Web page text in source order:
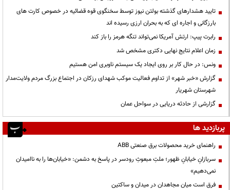
تایید هشدارهای گذشته بولتن نیوز توسط سخنگوی قوه قضائیه در خصوص کارت های
بارزگانی و اجاره ای که به بحران ارزی رسیده اند
رابرت پیپ: ارتش آمریکا نمی‌تواند تنگه هرمز را باز کند
زمان اعلام نتایج نهایی دکتری مشخص شد
ونس: در حال کار بر روی ایجاد یک سیستم ناوبری امن هستیم
گزارش «خبر شهر» از تداوم فعالیت موکب شهدای رزکان در اجتماع بزرگ مردم ولایت‌مدار
شهرستان شهریار
گزارشی از حادثه دریایی در سواحل عمان
پربازدید ها
راهنمای خرید محصولات برق صنعتی ABB
سربازانِ خیابانِ ظهور؛ ملتِ مبعوثِ رودسر در پاسخ به دشمن: «خیابان‌ها را به ناامیدان
نمی‌دهیم»
فرق است میان مجاهدان در میدان و ساکتین